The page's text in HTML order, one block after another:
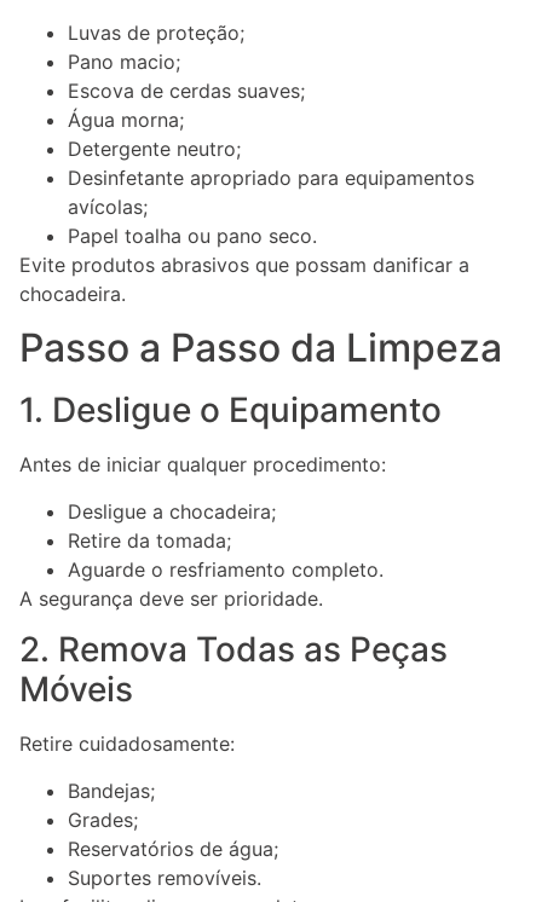
Luvas de proteção;
Pano macio;
Escova de cerdas suaves;
Água morna;
Detergente neutro;
Desinfetante apropriado para equipamentos
avícolas;
Papel toalha ou pano seco.
Evite produtos abrasivos que possam danificar a
chocadeira.
Passo a Passo da Limpeza
1. Desligue o Equipamento
Antes de iniciar qualquer procedimento:
Desligue a chocadeira;
Retire da tomada;
Aguarde o resfriamento completo.
A segurança deve ser prioridade.
2. Remova Todas as Peças
Móveis
Retire cuidadosamente:
Bandejas;
Grades;
Reservatórios de água;
Suportes removíveis.